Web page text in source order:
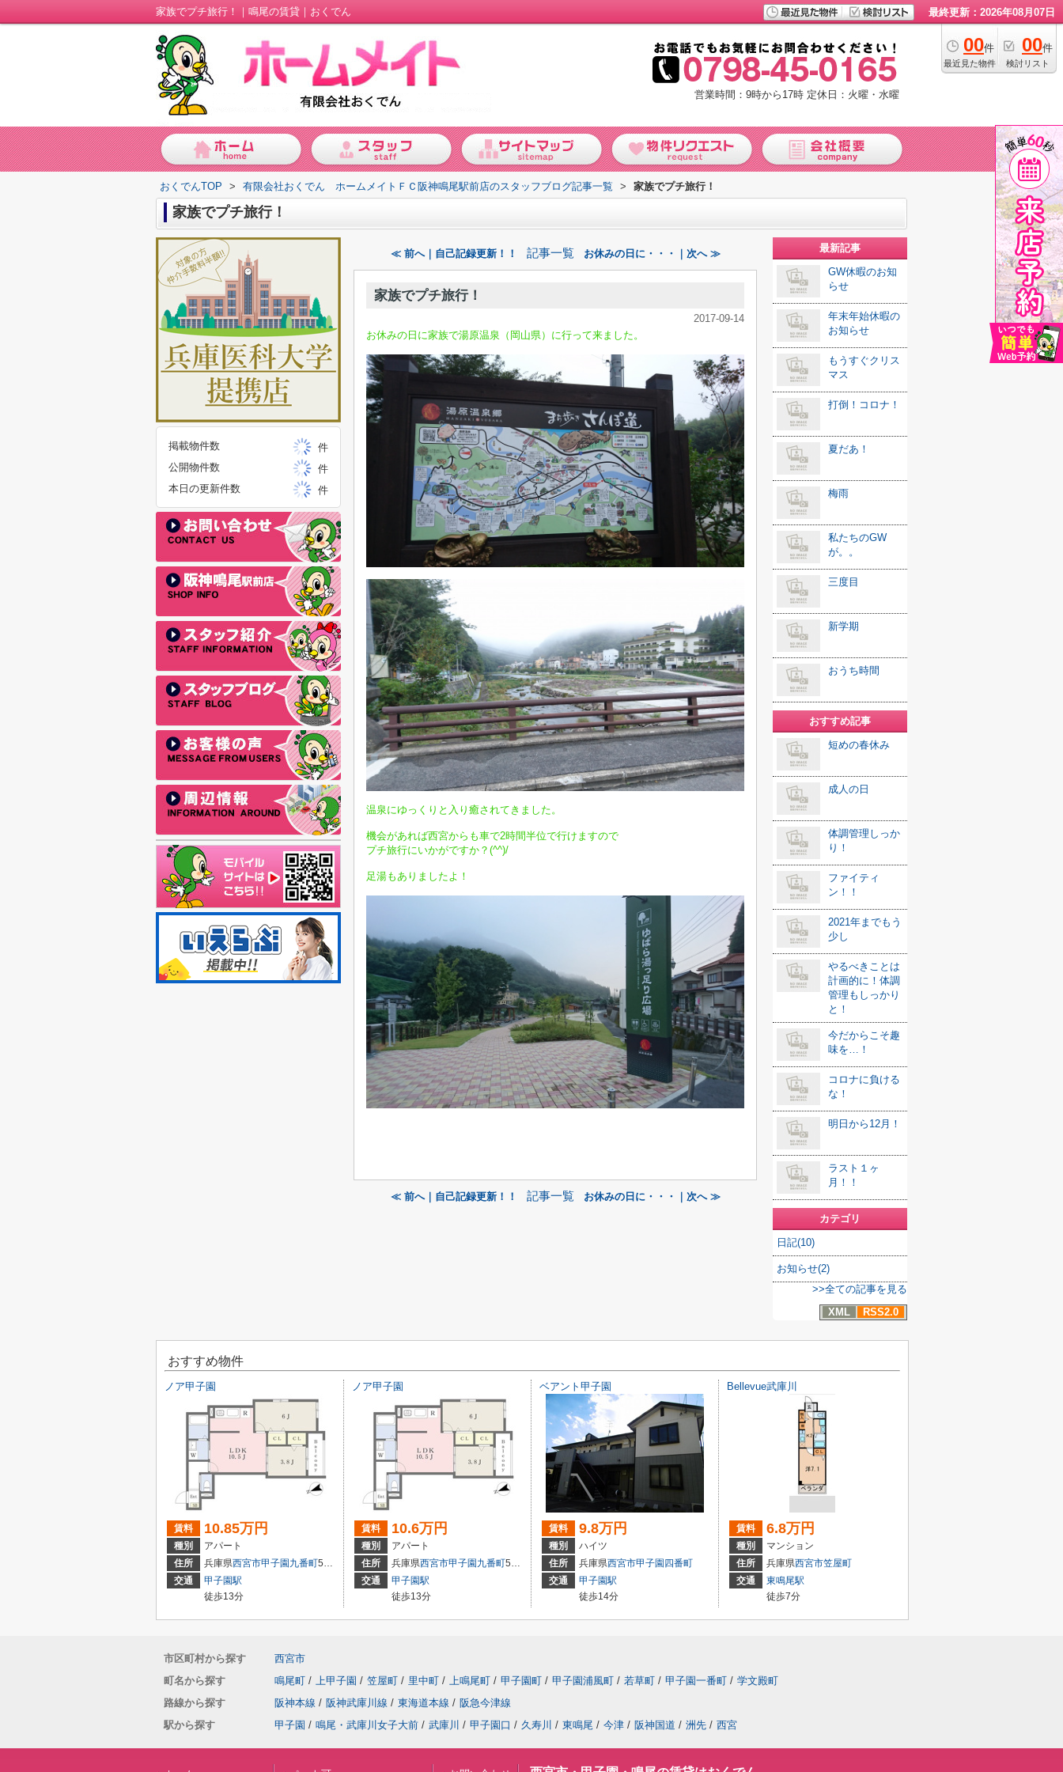
家族でプチ旅行！｜鳴尾の賃貸｜おくでん 最終更新：2026年08月07日
00件
最近見た物件
00件
検討リスト
営業時間：9時から17時 定休日：火曜・水曜
おくでんTOP > 有限会社おくでん ホームメイトＦＣ阪神鳴尾駅前店のスタッフブログ記事一覧 > 家族でプチ旅行！
家族でプチ旅行！
≪ 前へ｜自己記録更新！！ 記事一覧 お休みの日に・・・｜次へ ≫
家族でプチ旅行！
2017-09-14
お休みの日に家族で湯原温泉（岡山県）に行って来ました。
温泉にゆっくりと入り癒されてきました。
機会があれば西宮からも車で2時間半位で行けますので
プチ旅行にいかがですか？(^^)/
足湯もありましたよ！
≪ 前へ｜自己記録更新！！ 記事一覧 お休みの日に・・・｜次へ ≫
最新記事
GW休暇のお知
らせ
年末年始休暇の
お知らせ
もうすぐクリス
マス
打倒！コロナ！
夏だあ！
梅雨
私たちのGW
が。。
三度目
新学期
おうち時間
おすすめ記事
短めの春休み
成人の日
体調管理しっか
り！
ファイティ
ン！！
2021年までもう
少し
やるべきことは
計画的に！体調
管理もしっかり
と！
今だからこそ趣
味を…！
コロナに負ける
な！
明日から12月！
ラスト１ヶ
月！！
カテゴリ
日記(10)
お知らせ(2)
>>全ての記事を見る
XML
RSS2.0
掲載物件数
件
公開物件数
件
本日の更新件数
件
おすすめ物件
ノア甲子園
賃料 10.85万円
種別
アパート
住所
兵庫県西宮市甲子園九番町5-16
交通
甲子園駅
徒歩13分
ノア甲子園
賃料 10.6万円
種別
アパート
住所
兵庫県西宮市甲子園九番町5-16
交通
甲子園駅
徒歩13分
ベアント甲子園
賃料 9.8万円
種別
ハイツ
住所
兵庫県西宮市甲子園四番町
交通
甲子園駅
徒歩14分
Bellevue武庫川
賃料 6.8万円
種別
マンション
住所
兵庫県西宮市笠屋町
交通
東鳴尾駅
徒歩7分
市区町村から探す
西宮市
町名から探す
鳴尾町 / 上甲子園 / 笠屋町 / 里中町 / 上鳴尾町 / 甲子園町 / 甲子園浦風町 / 若草町 / 甲子園一番町 / 学文殿町
路線から探す
阪神本線 / 阪神武庫川線 / 東海道本線 / 阪急今津線
駅から探す
甲子園 / 鳴尾・武庫川女子大前 / 武庫川 / 甲子園口 / 久寿川 / 東鳴尾 / 今津 / 阪神国道 / 洲先 / 西宮